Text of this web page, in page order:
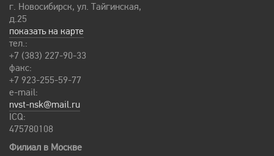
г. Новосибирск, ул. Тайгинская,
д.25
показать на карте
тел.:
+7 (383) 227-90-33
факс:
+7 923-255-59-77
e-mail:
nvst-nsk@mail.ru
ICQ:
475780108
Филиал в Москве